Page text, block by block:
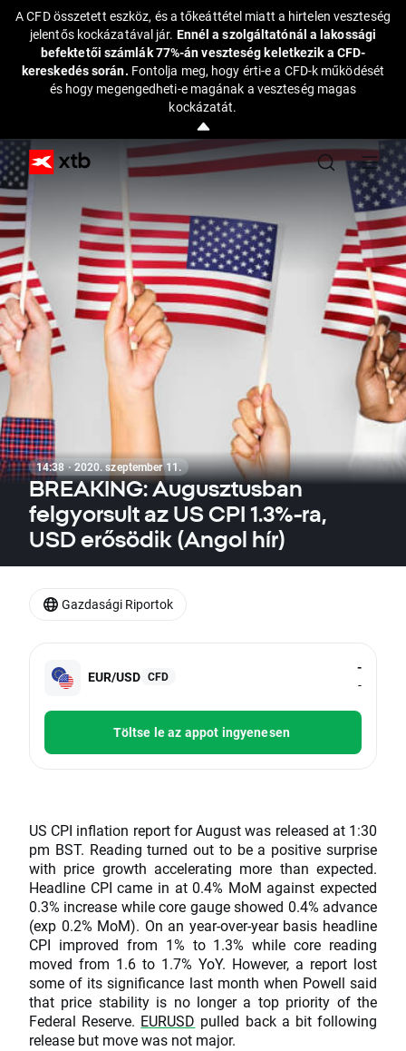
A CFD összetett eszköz, és a tőkeáttétel miatt a hirtelen veszteség
jelentős kockázatával jár. Ennél a szolgáltatónál a lakossági
befektetői számlák 77%-án veszteség keletkezik a CFD-
kereskedés során. Fontolja meg, hogy érti-e a CFD-k működését
és hogy megengedheti-e magának a veszteség magas
kockázatát.
14:38 · 2020. szeptember 11.
BREAKING: Augusztusban
felgyorsult az US CPI 1.3%-ra,
USD erősödik (Angol hír)
EUR/USD CFD
-
-
Töltse le az appot ingyenesen
US CPI inflation report for August was released at 1:30
pm BST. Reading turned out to be a positive surprise
with price growth accelerating more than expected.
Headline CPI came in at 0.4% MoM against expected
0.3% increase while core gauge showed 0.4% advance
(exp 0.2% MoM). On an year-over-year basis headline
CPI improved from 1% to 1.3% while core reading
moved from 1.6 to 1.7% YoY. However, a report lost
some of its significance last month when Powell said
that price stability is no longer a top priority of the
Federal Reserve. EURUSD pulled back a bit following
release but move was not major.
Gazdasági Riportok